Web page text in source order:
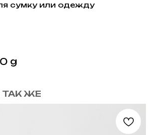
сумку или одежду
g
ЖЕ